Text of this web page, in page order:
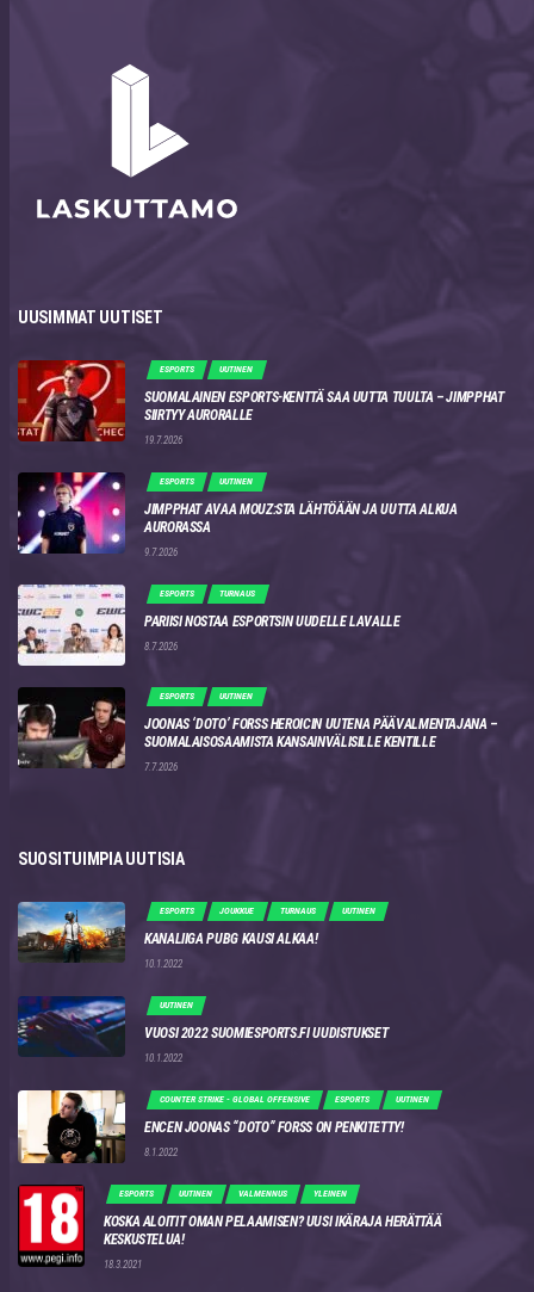
UUSIMMAT UUTISET
ESPORTS UUTINEN
SUOMALAINEN ESPORTS-KENTTÄ SAA UUTTA TUULTA – JIMPPHAT
SIIRTYY AURORALLE
19.7.2026
ESPORTS UUTINEN
JIMPPHAT AVAA MOUZ:STA LÄHTÖÄÄN JA UUTTA ALKUA
AURORASSA
9.7.2026
ESPORTS TURNAUS
PARIISI NOSTAA ESPORTSIN UUDELLE LAVALLE
8.7.2026
ESPORTS UUTINEN
JOONAS ‘DOTO’ FORSS HEROICIN UUTENA PÄÄVALMENTAJANA –
SUOMALAISOSAAMISTA KANSAINVÄLISILLE KENTILLE
7.7.2026
SUOSITUIMPIA UUTISIA
ESPORTS JOUKKUE TURNAUS UUTINEN
KANALIIGA PUBG KAUSI ALKAA!
10.1.2022
UUTINEN
VUOSI 2022 SUOMIESPORTS.FI UUDISTUKSET
10.1.2022
COUNTER STRIKE - GLOBAL OFFENSIVE ESPORTS UUTINEN
ENCEN JOONAS “DOTO” FORSS ON PENKITETTY!
8.1.2022
ESPORTS UUTINEN VALMENNUS YLEINEN
KOSKA ALOITIT OMAN PELAAMISEN? UUSI IKÄRAJA HERÄTTÄÄ
KESKUSTELUA!
18.3.2021